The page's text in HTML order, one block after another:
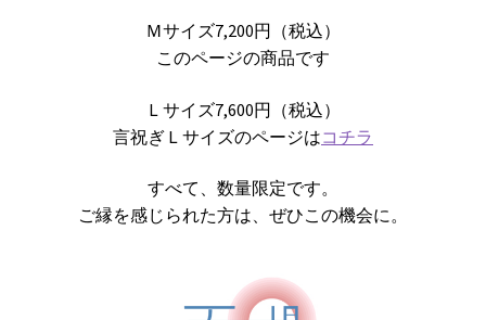
Ｍサイズ7,200円（税込）
このページの商品です
Ｌサイズ7,600円（税込）
言祝ぎＬサイズのページはコチラ
すべて、数量限定です。
ご縁を感じられた方は、ぜひこの機会に。